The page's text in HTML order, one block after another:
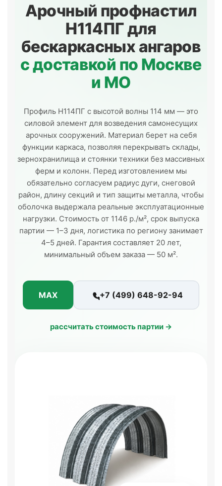
Арочный профнастил
Н114ПГ для
бескаркасных ангаров
с доставкой по Москве
и МО
Профиль Н114ПГ с высотой волны 114 мм — это
силовой элемент для возведения самонесущих
арочных сооружений. Материал берет на себя
функции каркаса, позволяя перекрывать склады,
зернохранилища и стоянки техники без массивных
ферм и колонн. Перед изготовлением мы
обязательно согласуем радиус дуги, снеговой
район, длину секций и тип защиты металла, чтобы
оболочка выдержала реальные эксплуатационные
нагрузки. Стоимость от 1146 р./м², срок выпуска
партии — 1–3 дня, логистика по региону занимает
4–5 дней. Гарантия составляет 20 лет,
минимальный объем заказа — 50 м².
MAX +7 (499) 648-92-94
рассчитать стоимость партии →